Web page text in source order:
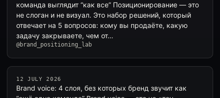
команда выглядит “как все” Позиционирование — это
не слоган и не визуал. Это набор решений, который
отвечает на 5 вопросов: кому вы продаёте, какую
задачу закрываете, чем от…
@brand_positioning_lab
12 JULY 2026
Brand voice: 4 слоя, без которых бренд звучит как